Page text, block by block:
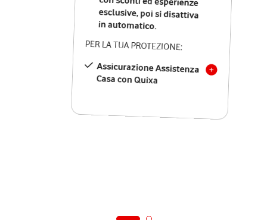
in automatico.
PER LA TUA PROTEZIONE:
Assicurazione Assistenza
Casa con Quixa